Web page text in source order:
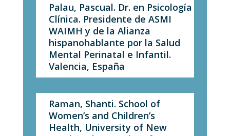
Palau, Pascual. Dr. en Psicología
Clínica. Presidente de ASMI
WAIMH y de la Alianza
hispanohablante por la Salud
Mental Perinatal e Infantil.
Valencia, España
Raman, Shanti. School of
Women’s and Children’s
Health, University of New